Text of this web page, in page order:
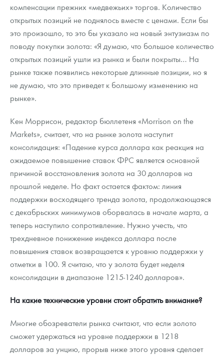
компенсации прежних «медвежьих» торгов. Количество
открытых позиций не поднялось вместе с ценами. Если бы
это произошло, то это бы указало на новый энтузиазм по
поводу покупки золота: «Я думаю, что большое количество
открытых позиций ушли из рынка и были покрыты… На
рынке также появились некоторые длинные позиции, но я
не думаю, что это приведет к большому изменению на
рынке».
Кен Моррисон, редактор бюллетеня «Morrison on the
Markets», считает, что на рынке золота наступит
консолидация: «Падение курса доллара как реакция на
ожидаемое повышение ставок ФРС является основной
причиной восстановления золота на 30 долларов на
прошлой неделе. Но факт остается фактом: линия
поддержки восходящего тренда золота, продолжающаяся
с декабрьских минимумов оборвалась в начале марта, а
теперь наступило сопротивление. Нужно учесть, что
трехдневное понижение индекса доллара после
повышения ставок возвращается к уровню поддержки у
отметки в 100. Я считаю, что у золота будет неделя
консолидации в диапазоне 1215-1240 долларов».
На какие технические уровни стоит обратить внимание?
Многие обозреватели рынка считают, что если золото
сможет удержаться на уровне поддержки в 1218
долларов за унцию, прорыв ниже этого уровня сделает